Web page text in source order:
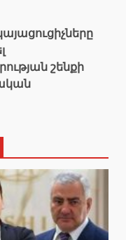
շենքի